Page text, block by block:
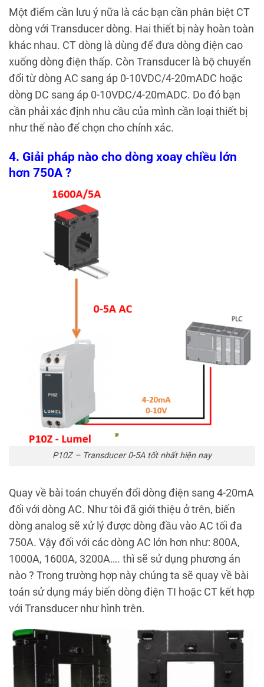
Một điểm cần lưu ý nữa là các bạn cần phân biệt CT
dòng với Transducer dòng. Hai thiết bị này hoàn toàn
khác nhau. CT dòng là dùng để đưa dòng điện cao
xuống dòng điện thấp. Còn Transducer là bộ chuyển
đổi từ dòng AC sang áp 0-10VDC/4-20mADC hoặc
dòng DC sang áp 0-10VDC/4-20mADC. Do đó bạn
cần phải xác định nhu cầu của mình cần loại thiết bị
như thế nào để chọn cho chính xác.
4. Giải pháp nào cho dòng xoay chiều lớn
hơn 750A ?
P10Z – Transducer 0-5A tốt nhất hiện nay
Quay về bài toán chuyển đổi dòng điện sang 4-20mA
đối với dòng AC. Như tôi đã giới thiệu ở trên, biến
dòng analog sẽ xử lý được dòng đầu vào AC tối đa
750A. Vậy đối với các dòng AC lớn hơn như: 800A,
1000A, 1600A, 3200A…. thì sẽ sử dụng phương án
nào ? Trong trường hợp này chúng ta sẽ quay về bài
toán sử dụng máy biến dòng điện TI hoặc CT kết hợp
với Transducer như hình trên.